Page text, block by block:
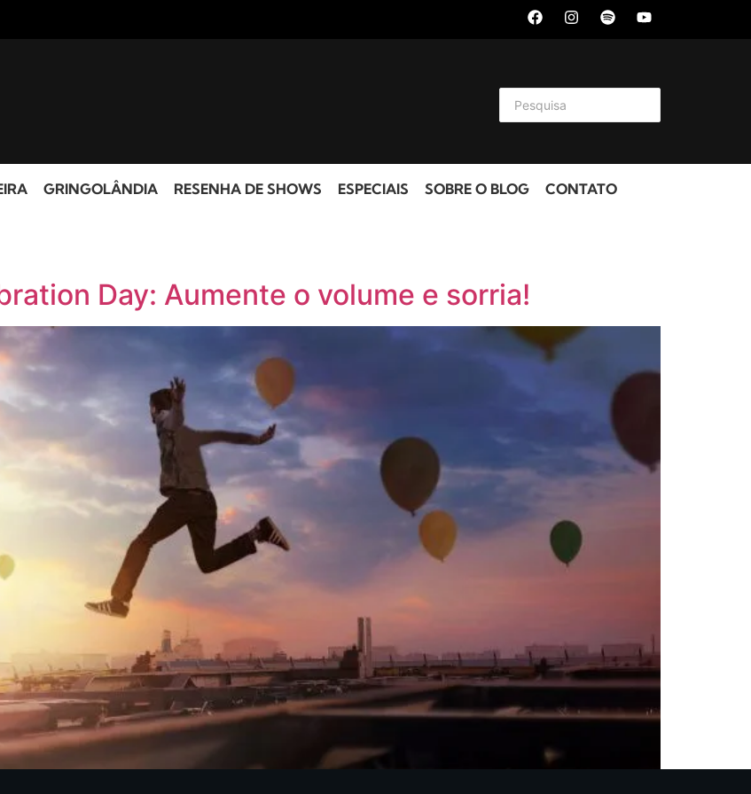
GRINGOLÂNDIA RESENHA DE SHOWS ESPECIAIS SOBRE O BLOG CONTATO
Day: Aumente o volume e sorria!